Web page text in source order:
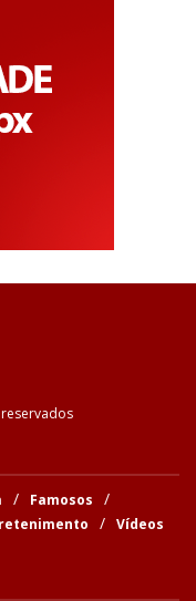
Famosos
Vídeos